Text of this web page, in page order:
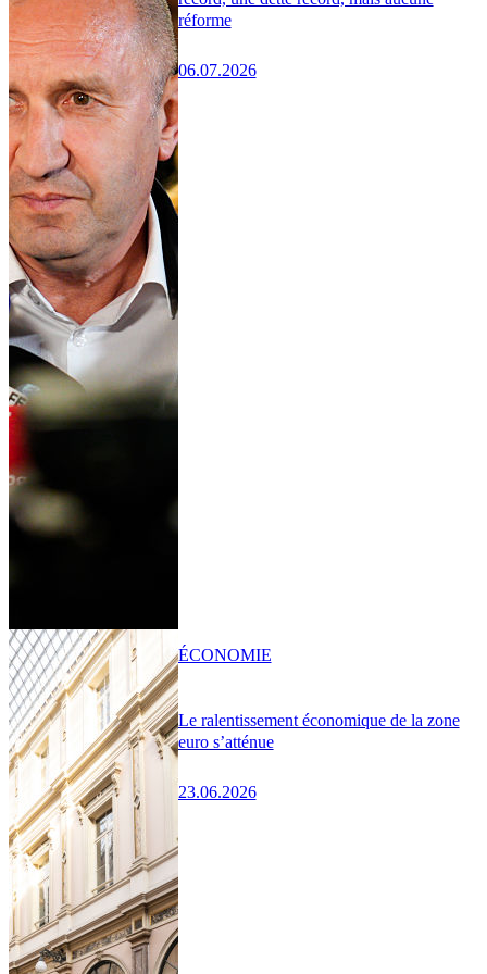
réforme
06.07.2026
Le ralentissement économique de la zone
euro s’atténue
23.06.2026
ÉCONOMIE